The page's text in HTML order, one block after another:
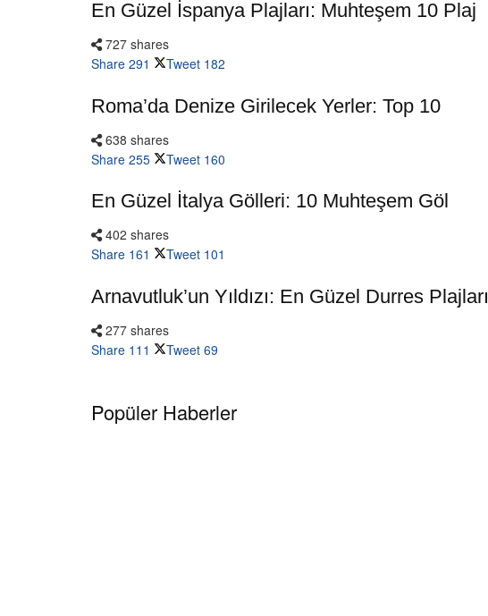
En Güzel İspanya Plajları: Muhteşem 10 Plaj
727 shares
Share 291 Tweet 182
Roma’da Denize Girilecek Yerler: Top 10
638 shares
Share 255 Tweet 160
En Güzel İtalya Gölleri: 10 Muhteşem Göl
402 shares
Share 161 Tweet 101
Arnavutluk’un Yıldızı: En Güzel Durres Plajları
277 shares
Share 111 Tweet 69
Popüler Haberler